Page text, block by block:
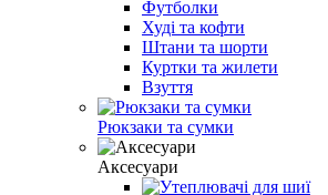
Футболки
Худі та кофти
Штани та шорти
Куртки та жилети
Взуття
Рюкзаки та сумки
Аксесуари